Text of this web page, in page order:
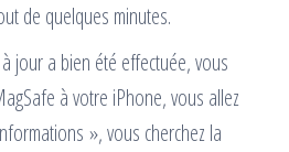
de quelques minutes.
jour a bien été effectuée, vous
à votre iPhone, vous allez
», vous cherchez la